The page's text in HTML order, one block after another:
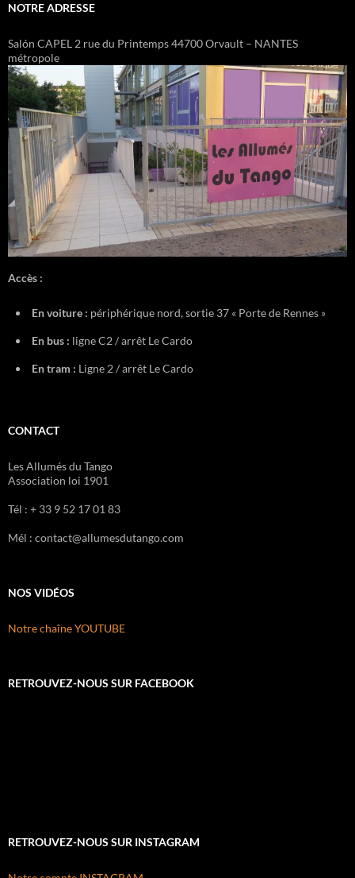
NOTRE ADRESSE
Salón CAPEL 2 rue du Printemps 44700 Orvault – NANTES
métropole
Accès :
En voiture : périphérique nord, sortie 37 « Porte de Rennes »
En bus : ligne C2 / arrêt Le Cardo
En tram : Ligne 2 / arrêt Le Cardo
CONTACT
Les Allumés du Tango
Association loi 1901
Tél : + 33 9 52 17 01 83
Mél : contact@allumesdutango.com
NOS VIDÉOS
Notre chaîne YOUTUBE
RETROUVEZ-NOUS SUR FACEBOOK
RETROUVEZ-NOUS SUR INSTAGRAM